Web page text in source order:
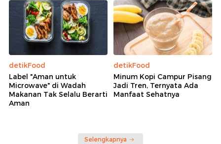
detikFood
Label "Aman untuk
Microwave" di Wadah
Makanan Tak Selalu Berarti
Aman
detikFood
Minum Kopi Campur Pisang
Jadi Tren, Ternyata Ada
Manfaat Sehatnya
Selengkapnya